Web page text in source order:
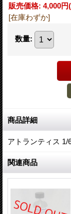
販売価格: 4,000円
[在庫わずか]
数量:
商品詳細
アトランティス
関連商品